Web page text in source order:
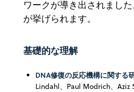
ワークが導き出されまし
が挙げられます。
基礎的な理解
DNA修復の反応機構に関する
Lindahl、Paul Modrich、Aziz